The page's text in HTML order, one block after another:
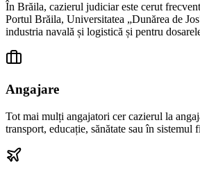
În Brăila, cazierul judiciar este cerut
Portul Brăila, Universitatea „Dunărea de
industria navală și logistică și pentru
Angajare
Tot mai mulți angajatori cer cazierul la
transport, educație, sănătate sau în sistemul